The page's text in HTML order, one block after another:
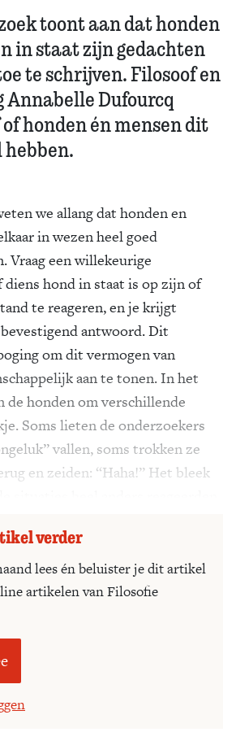
toont aan dat honden
in staat zijn gedachten
te schrijven. Filosoof en
Annabelle Dufourcq
honden én mensen dit
hebben.
we allang dat honden en
in wezen heel goed
Vraag een willekeurige
diens hond in staat is op zijn of
te reageren, en je krijgt
antwoord. Dit
om dit vermogen van
aan te tonen. In het
de honden om verschillende
Soms lieten de onderzoekers
vallen, soms trokken ze
en zeiden: “Haha!” Het bleek
verder
lees én beluister je dit artikel
artikelen van Filosofie